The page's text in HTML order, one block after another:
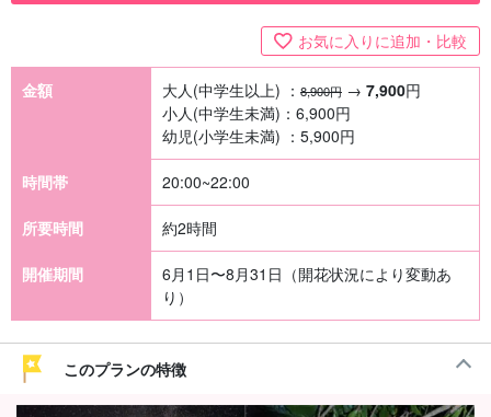
お気に入りに追加・比較
金額 大人(中学生以上) ： 8,900円 → 7,900円
小人(中学生未満)： 6,900円
幼児(小学生未満) ： 5,900円
時間帯 20:00~22:00
所要時間 約2時間
開催期間
6月1日〜8月31日（開花状況により変動あ
り）
このプランの特徴